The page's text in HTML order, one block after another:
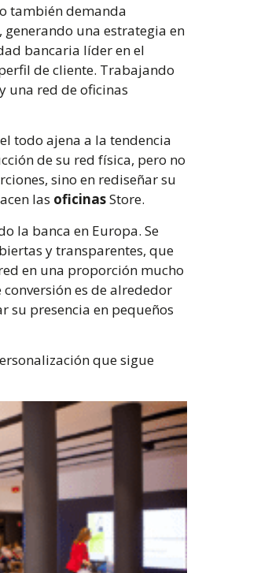
también demanda
una estrategia en
bancaria líder en el
de cliente. Trabajando
una red de oficinas
todo ajena a la tendencia
de su red física, pero no
sino en rediseñar su
las oficinasStore.
la banca en Europa. Se
y transparentes, que
en una proporción mucho
es de alrededor
su presencia en pequeños
que sigue